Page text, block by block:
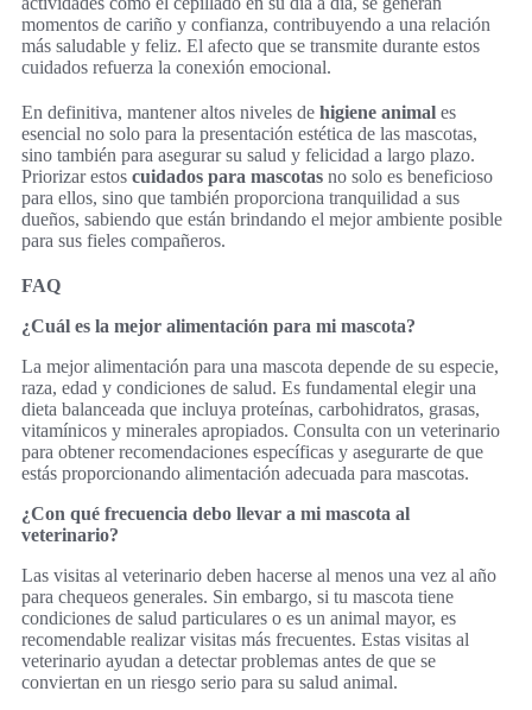
momentos de cariño y confianza, contribuyendo a una relación
más saludable y feliz. El afecto que se transmite durante estos
cuidados refuerza la conexión emocional.
En definitiva, mantener altos niveles de higiene animal es
esencial no solo para la presentación estética de las mascotas,
sino también para asegurar su salud y felicidad a largo plazo.
Priorizar estos cuidados para mascotas no solo es beneficioso
para ellos, sino que también proporciona tranquilidad a sus
dueños, sabiendo que están brindando el mejor ambiente posible
para sus fieles compañeros.
FAQ
¿Cuál es la mejor alimentación para mi mascota?
La mejor alimentación para una mascota depende de su especie,
raza, edad y condiciones de salud. Es fundamental elegir una
dieta balanceada que incluya proteínas, carbohidratos, grasas,
vitamínicos y minerales apropiados. Consulta con un veterinario
para obtener recomendaciones específicas y asegurarte de que
estás proporcionando alimentación adecuada para mascotas.
¿Con qué frecuencia debo llevar a mi mascota al
veterinario?
Las visitas al veterinario deben hacerse al menos una vez al año
para chequeos generales. Sin embargo, si tu mascota tiene
condiciones de salud particulares o es un animal mayor, es
recomendable realizar visitas más frecuentes. Estas visitas al
veterinario ayudan a detectar problemas antes de que se
conviertan en un riesgo serio para su salud animal.